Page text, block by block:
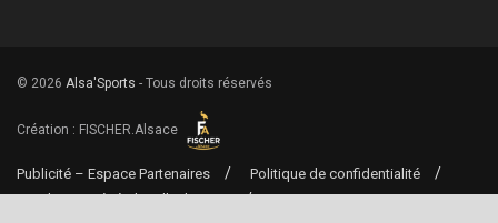
© 2026 Alsa'Sports - Tous droits réservés
Création : FISCHER.Alsace
Publicité – Espace Partenaires
Politique de confidentialité
Conditions générales d’utilisation